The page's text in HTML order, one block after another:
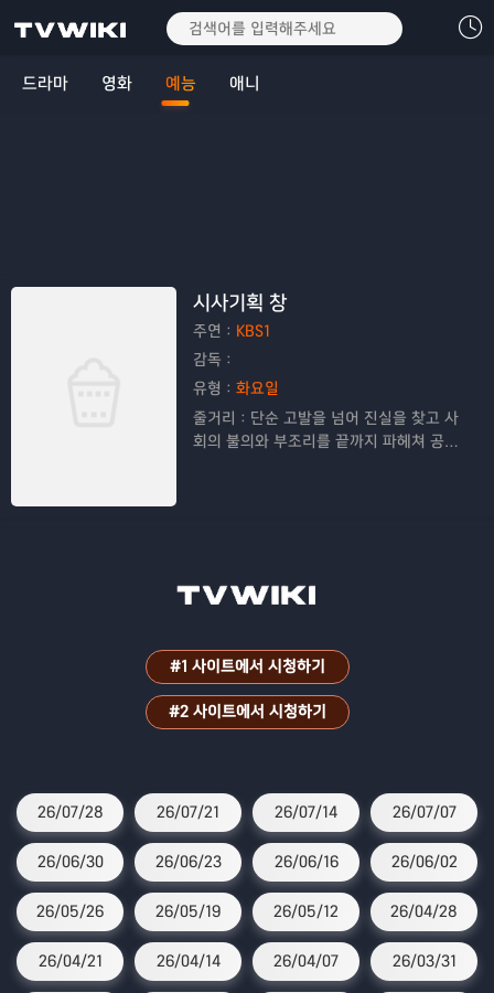
드라마 영화 예능 애니
시사기획 창
주연： KBS1
감독：
유형： 화요일
줄거리： 단순 고발을 넘어 진실을 찾고 사
회의 불의와 부조리를 끝까지 파헤쳐 공정
#1 사이트에서 시청하기
#2 사이트에서 시청하기
26/07/28 26/07/21 26/07/14 26/07/07
26/06/30 26/06/23 26/06/16 26/06/02
26/05/26 26/05/19 26/05/12 26/04/28
26/04/21 26/04/14 26/04/07 26/03/31